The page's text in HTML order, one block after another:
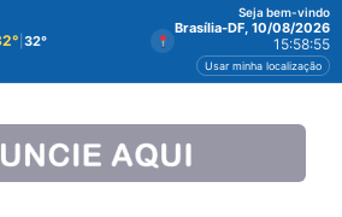
32°
Seja bem-vindo
Brasília-DF, 10/08/2026
15:58:55
Usar minha localização